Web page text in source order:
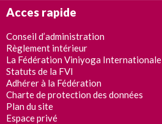
Acces rapide
Conseil d’administration
Règlement intérieur
La Fédération Viniyoga Internationale
Statuts de la FVI
Adhérer à la Fédération
Charte de protection des données
Plan du site
Espace privé